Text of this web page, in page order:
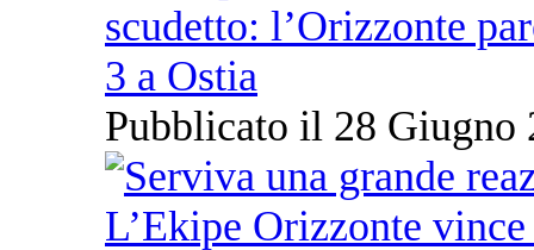
scudetto: l’Orizzonte
3 a Ostia
Pubblicato il 28 Giugno